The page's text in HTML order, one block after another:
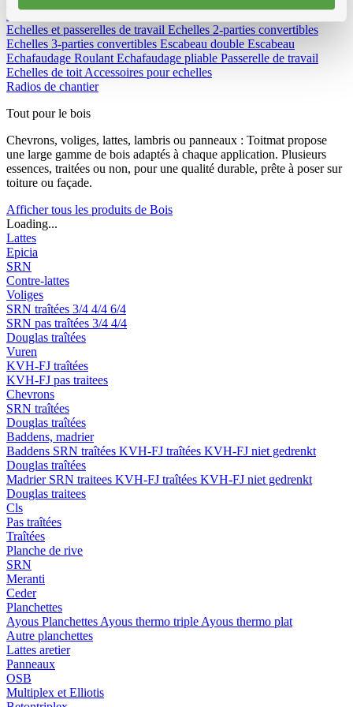
Echelles et passerelles de travail Echelles 2-parties convertibles
Echelles 3-parties convertibles Escabeau double Escabeau
Echafaudage Roulant Echafaudage pliable Passerelle de travail
Echelles de toit Accessoires pour echelles
Radios de chantier
Tout pour le bois
Chevrons, voliges, lattes, lambris ou panneaux : Toitmat propose
une large gamme de bois adaptés à chaque application. Plusieurs
essences, traitées ou non, pour une qualité durable, prête à poser sur
toiture ou façade.
Afficher tous les produits de Bois
Loading...
Lattes
Epicia
SRN
Contre-lattes
Voliges
SRN traîtées 3/4 4/4 6/4
SRN pas traîtées 3/4 4/4
Douglas traîtées
Vuren
KVH-FJ traîtées
KVH-FJ pas traitees
Chevrons
SRN traîtées
Douglas traîtées
Baddens, madrier
Baddens SRN traîtées KVH-FJ traîtées KVH-FJ niet gedrenkt
Douglas traîtées
Madrier SRN traitees KVH-FJ traîtées KVH-FJ niet gedrenkt
Douglas traitees
Cls
Pas traîtées
Traîtées
Planche de rive
SRN
Meranti
Ceder
Planchettes
Ayous Planchettes Ayous thermo triple Ayous thermo plat
Autre planchettes
Lattes aretier
Panneaux
OSB
Multiplex et Elliotis